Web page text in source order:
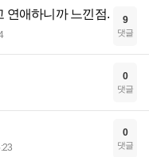
연애하니까 느낀점. 9
댓글
0
댓글
0
댓글